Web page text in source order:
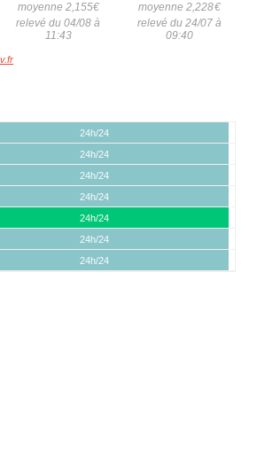
moyenne 2,155€
relevé du 04/08 à
11:43
moyenne 2,228€
relevé du 24/07 à
09:40
24h/24
24h/24
24h/24
24h/24
24h/24
24h/24
24h/24